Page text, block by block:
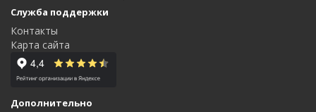
Служба поддержки
Контакты
Карта сайта
Дополнительно